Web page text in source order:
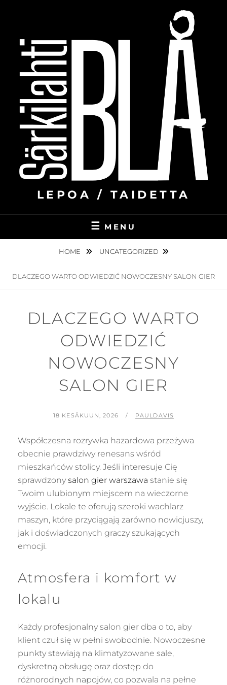
LEPOA / TAIDETTA
MENU
HOME UNCATEGORIZED
DLACZEGO WARTO ODWIEDZIĆ NOWOCZESNY SALON GIER
DLACZEGO WARTO
ODWIEDZIĆ
NOWOCZESNY
SALON GIER
POSTED
18 KESÄKUUN, 2026 BY
PAULDAVIS
Współczesna rozrywka hazardowa przeżywa
obecnie prawdziwy renesans wśród
mieszkańców stolicy. Jeśli interesuje Cię
sprawdzony salon gier warszawa stanie się
Twoim ulubionym miejscem na wieczorne
wyjście. Lokale te oferują szeroki wachlarz
maszyn, które przyciągają zarówno nowicjuszy,
jak i doświadczonych graczy szukających
emocji.
Atmosfera i komfort w
lokalu
Każdy profesjonalny salon gier dba o to, aby
klient czuł się w pełni swobodnie. Nowoczesne
punkty stawiają na klimatyzowane sale,
dyskretną obsługę oraz dostęp do
różnorodnych napojów, co pozwala na pełne